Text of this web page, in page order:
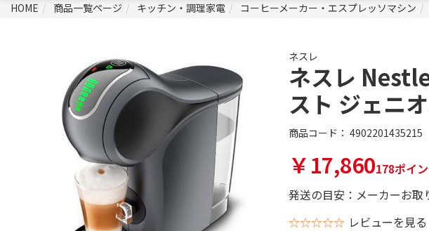
HOME
商品一覧ページ キッチン・調理家電 コーヒーメーカー・エスプレッソマシン
ネスレ
ネスレ
スト ジェニ
商品コード： 4902201435215
￥17,860178ポイ
発送の目安：メーカーお取
☆☆☆☆☆ レビューを見る